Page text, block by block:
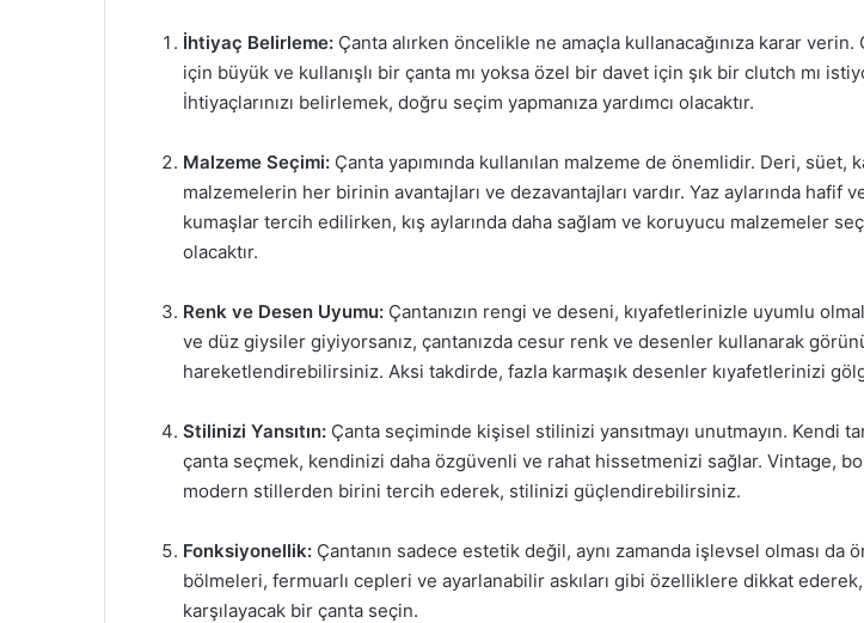
İhtiyaç Belirleme: Çanta alırken öncelikle ne amaçla kullanacağınıza karar verin.
için büyük ve kullanışlı bir çanta mı yoksa özel bir davet için şık bir clutch mı
İhtiyaçlarınızı belirlemek, doğru seçim yapmanıza yardımcı olacaktır.
Malzeme Seçimi: Çanta yapımında kullanılan malzeme de önemlidir. Deri, süet,
malzemelerin her birinin avantajları ve dezavantajları vardır. Yaz aylarında hafif
kumaşlar tercih edilirken, kış aylarında daha sağlam ve koruyucu malzemeler
olacaktır.
Renk ve Desen Uyumu: Çantanızın rengi ve deseni, kıyafetlerinizle uyumlu
ve düz giysiler giyiyorsanız, çantanızda cesur renk ve desenler kullanarak
hareketlendirebilirsiniz. Aksi takdirde, fazla karmaşık desenler kıyafetlerinizi
Stilinizi Yansıtın: Çanta seçiminde kişisel stilinizi yansıtmayı unutmayın. Kendi
çanta seçmek, kendinizi daha özgüvenli ve rahat hissetmenizi sağlar. Vintage,
modern stillerden birini tercih ederek, stilinizi güçlendirebilirsiniz.
Fonksiyonellik: Çantanın sadece estetik değil, aynı zamanda işlevsel olması da
bölmeleri, fermuarlı cepleri ve ayarlanabilir askıları gibi özelliklere dikkat ederek,
karşılayacak bir çanta seçin.